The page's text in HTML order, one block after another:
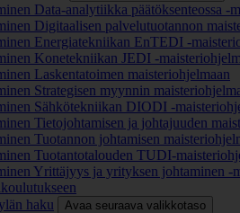
Data-analytiikka päätöksenteossa -
Digitaalisen palvelutuotannon
Energiatekniikan EnTEDI -
Konetekniikan JEDI -
Laskentatoimen maisteriohjelmaan
Strategisen myynnin
Sähkötekniikan DIODI -
Tietojohtamisen ja johtajuuden
Tuotannon johtamisen
Tuotantotalouden TUDI-
Yrittäjyys ja yrityksen johtaminen -
haku
Avaa seuraava valikkotaso